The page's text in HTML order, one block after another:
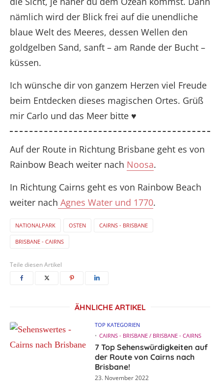
nämlich wird der Blick frei auf die unendliche
blaue Welt des Meeres, dessen Wellen den
goldgelben Sand, sanft – am Rande der Bucht –
küssen.
Ich wünsche dir von ganzem Herzen viel Freude
beim Entdecken dieses magischen Ortes. Grüß
mir Carlo und das Meer bitte ♥
Auf der Route in Richtung Brisbane geht es von
Rainbow Beach weiter nach Noosa.
In Richtung Cairns geht es von Rainbow Beach
weiter nach Agnes Water und 1770.
NATIONALPARK OSTEN CAIRNS - BRISBANE
BRISBANE - CAIRNS
Teile diesen Artikel
ÄHNLICHE ARTIKEL
TOP KATEGORIEN
CAIRNS - BRISBANE / BRISBANE - CAIRNS
7 Top Sehenswürdigkeiten auf
der Route von Cairns nach
Brisbane!
23. November 2022